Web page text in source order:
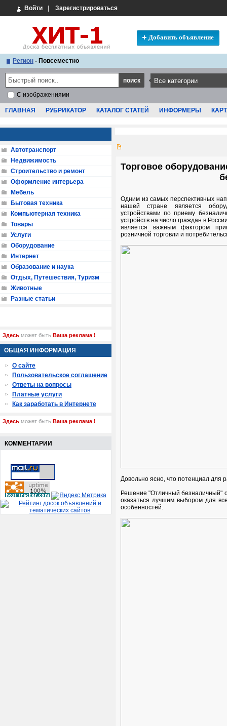
Войти Зарегистрироваться
Добавить объявление
Регион - Повсеместно
С изображениями
ГЛАВНАЯ РУБРИКАТОР КАТАЛОГ СТАТЕЙ ИНФОРМЕРЫ
Торговое
Одним из самых перспективных
нашей стране является
устройствами по приему
устройств на число граждан в
является важным фактором
розничной торговли и
Довольно ясно, что потенциал для
Решение "Отличный безналичный"
оказаться лучшим выбором для
особенностей.
Автотранспорт
Недвижимость
Строительство и ремонт
Оформление интерьера
Мебель
Бытовая техника
Компьютерная техника
Товары
Услуги
Оборудование
Интернет
Образование и наука
Отдых, Путешествия, Туризм
Животные
Разные статьи
Здесь может быть Ваша реклама !
ОБЩАЯ ИНФОРМАЦИЯ
О сайте
Пользовательское соглашение
Ответы на вопросы
Платные услуги
Как заработать в Интернете
Здесь может быть Ваша реклама !
КОММЕНТАРИИ